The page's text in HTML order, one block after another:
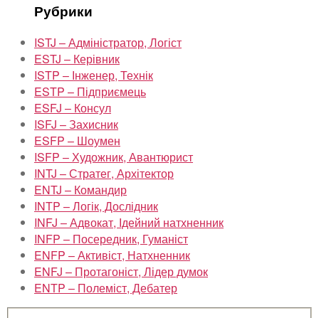
Рубрики
ISTJ – Адміністратор, Логіст
ESTJ – Керівник
ISTP – Інженер, Технік
ESTP – Підприємець
ESFJ – Консул
ISFJ – Захисник
ESFP – Шоумен
ISFP – Художник, Авантюрист
INTJ – Стратег, Архітектор
ENTJ – Командир
INTP – Логік, Дослідник
INFJ – Адвокат, Ідейний натхненник
INFP – Посередник, Гуманіст
ENFP – Активіст, Натхненник
ENFJ – Протагоніст, Лідер думок
ENTP – Полеміст, Дебатер